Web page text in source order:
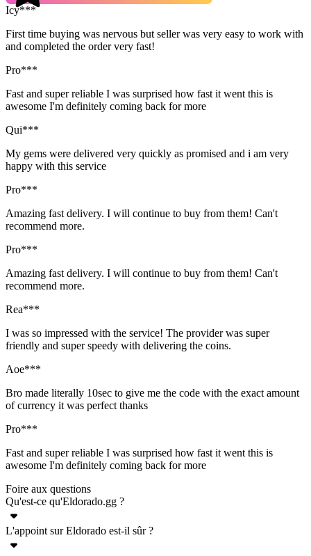
Icy***
First time buying was nervous but seller was very easy to work with
and completed the order very fast!
Pro***
Fast and super reliable I was surprised how fast it went this is
awesome I'm definitely coming back for more
Qui***
My gems were delivered very quickly as promised and i am very
happy with this service
Pro***
Amazing fast delivery. I will continue to buy from them! Can't
recommend more.
Pro***
Amazing fast delivery. I will continue to buy from them! Can't
recommend more.
Rea***
I was so impressed with the service! The provider was super
friendly and super speedy with delivering the coins.
Aoe***
Bro made literally 10sec to give me the code with the exact amount
of currency it was perfect thanks
Pro***
Fast and super reliable I was surprised how fast it went this is
awesome I'm definitely coming back for more
Foire aux questions
Qu'est-ce qu'Eldorado.gg ?
Eldorado.gg est une plateforme en ligne proposant une grande
L'appoint sur Eldorado est-il sûr ?